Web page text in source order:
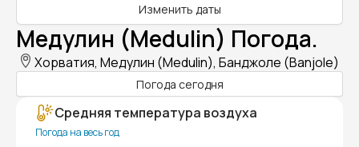
Изменить даты
Медулин (Medulin) Погода.
Хорватия, Медулин (Medulin), Банджоле (Banjole)
Погода сегодня
Средняя температура воздуха
Погода на весь год